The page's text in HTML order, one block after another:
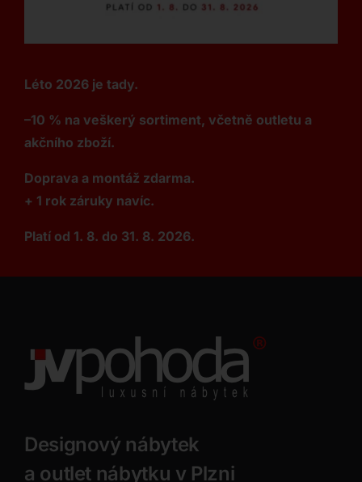
Léto 2026 je tady.
–10 % na veškerý sortiment, včetně outletu a
akčního zboží.
Doprava a montáž zdarma.
+ 1 rok záruky navíc.
Platí od 1. 8. do 31. 8. 2026.
Designový nábytek
a outlet nábytku v Plzni